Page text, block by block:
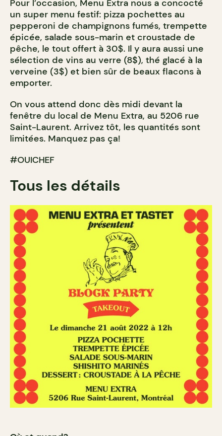
Pour l’occasion, Menu Extra nous a concocté
un super menu festif: pizza pochettes au
pepperoni de champignons fumés, trempette
épicée, salade sous-marin et croustade de
pêche, le tout offert à 30$. Il y aura aussi une
sélection de vins au verre (8$), thé glacé à la
verveine (3$) et bien sûr de beaux flacons à
emporter.
On vous attend donc dès midi devant la
fenêtre du local de Menu Extra, au 5206 rue
Saint-Laurent. Arrivez tôt, les quantités sont
limitées. Manquez pas ça!
#OUICHEF
Tous les détails